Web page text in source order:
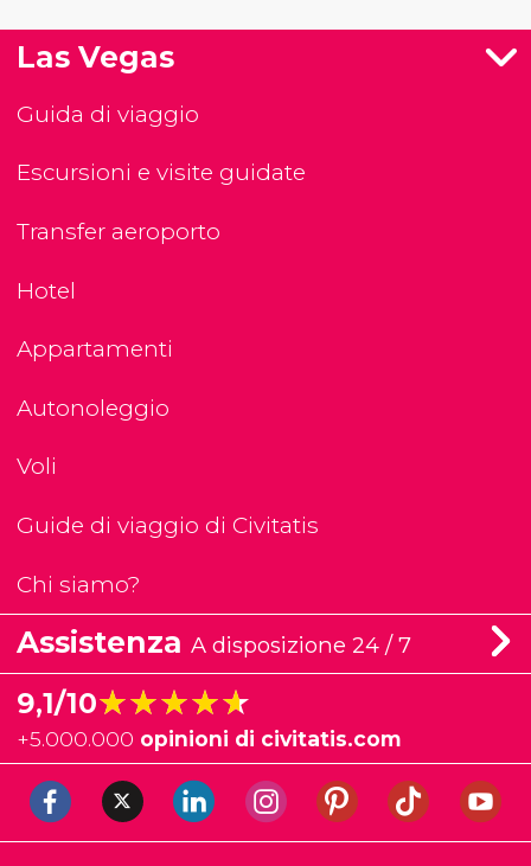
Las Vegas
Guida di viaggio
Escursioni e visite guidate
Transfer aeroporto
Hotel
Appartamenti
Autonoleggio
Voli
Guide di viaggio di Civitatis
Chi siamo?
Assistenza A disposizione 24 / 7
9,1/10★★★★★
★★★★★
+5.000.000 opinioni di civitatis.com